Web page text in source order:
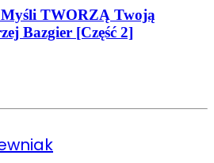
TWORZĄ Twoją
Bazgier [Część 2]